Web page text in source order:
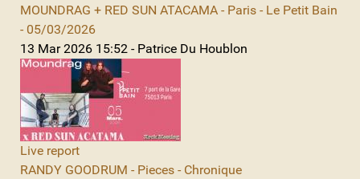
MOUNDRAG + RED SUN ATACAMA - Paris - Le Petit Bain
- 05/03/2026
13 Mar 2026 15:52 - Patrice Du Houblon
Live report
RANDY GOODRUM - Pieces - Chronique